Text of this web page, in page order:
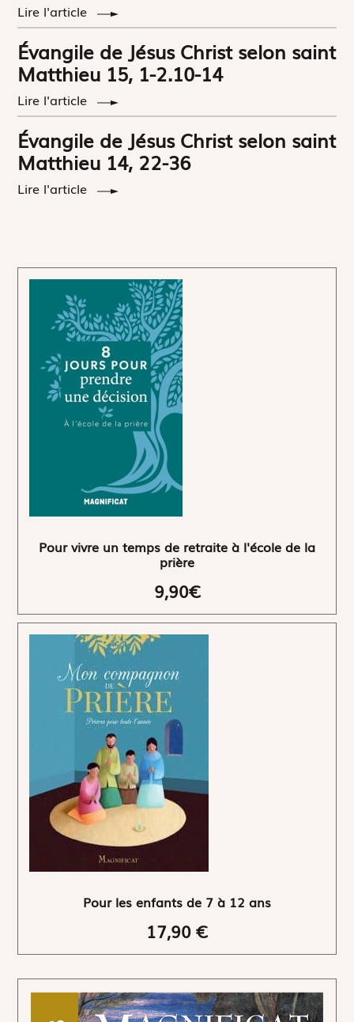
Lire l'article
Évangile de Jésus Christ selon saint
Matthieu 15, 1-2.10-14
Lire l'article
Évangile de Jésus Christ selon saint
Matthieu 14, 22-36
Lire l'article
Pour vivre un temps de retraite à l'école de la
prière
9,90€
Pour les enfants de 7 à 12 ans
17,90 €